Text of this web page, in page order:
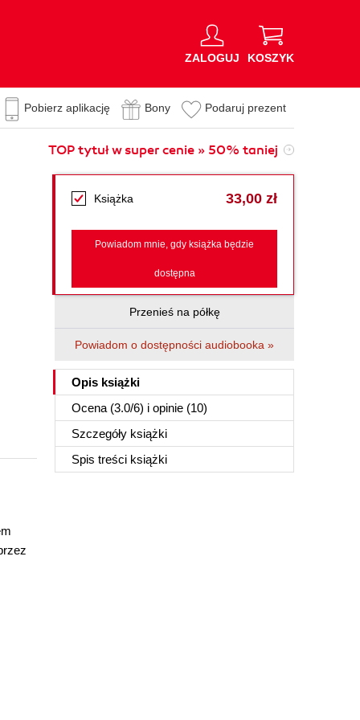
ZALOGUJ KOSZYK
Pobierz aplikację Bony Podaruj prezent
TOP tytuł w super cenie » 50% taniej
Książka 33,00 zł
Powiadom mnie, gdy książka będzie
dostępna
Przenieś na półkę
Powiadom o dostępności audiobooka »
Opis książki
Ocena (3.0/6) i opinie (10)
Szczegóły książki
Spis treści książki